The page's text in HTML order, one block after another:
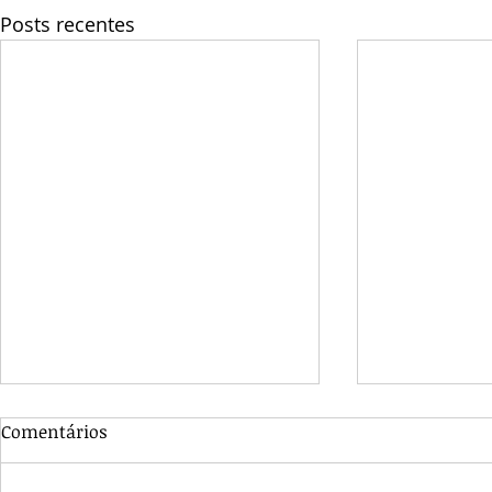
Posts recentes
Comentários